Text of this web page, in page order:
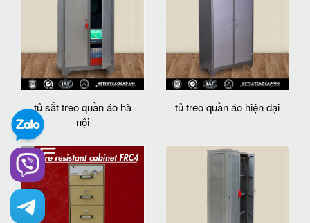
tủ sắt treo quần áo hà
nội
tủ treo quần áo hiện đại